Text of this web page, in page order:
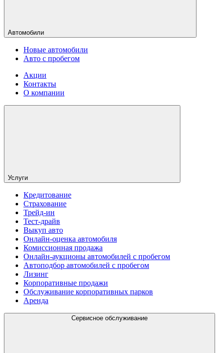
Автомобили
Новые автомобили
Авто с пробегом
Акции
Контакты
О компании
Услуги
Кредитование
Страхование
Трейд-ин
Тест-драйв
Выкуп авто
Онлайн-оценка автомобиля
Комиссионная продажа
Онлайн-аукционы автомобилей с пробегом
Автоподбор автомобилей с пробегом
Лизинг
Корпоративные продажи
Обслуживание корпоративных парков
Аренда
Сервисное обслуживание